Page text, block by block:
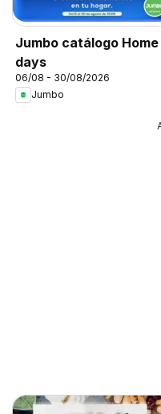
Jumbo catálogo Home
days
06/08 - 30/08/2026
Jumbo